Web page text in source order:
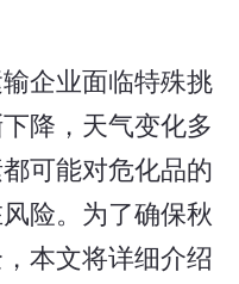
企业面临特殊挑
降，天气变化多
可能对危化品的
险。为了确保秋
本文将详细介绍